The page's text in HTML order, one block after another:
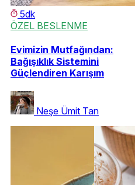
5dk
ÖZEL BESLENME
Evimizin Mutfağından:
Bağışıklık Sistemini
Güçlendiren Karışım
Neşe Ümit Tan